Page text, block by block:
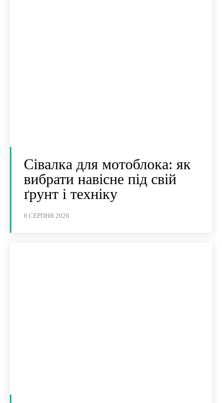
Сівалка для мотоблока: як
вибрати навісне під свій
ґрунт і техніку
8 СЕРПНЯ 2026